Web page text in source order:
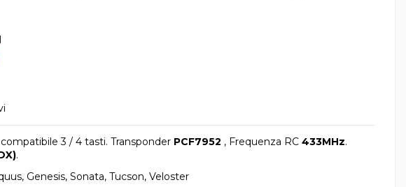
3 / 4 tasti. Transponder PCF7952 , Frequenza RC 433MHz.
.
Genesis, Sonata, Tucson, Veloster